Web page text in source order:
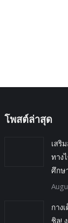
โพสต์ล่าสุด
เสริ
ทาง
ศึกษ
กาง
ชิล!